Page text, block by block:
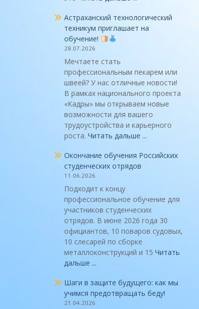
Астраханский технологический
техникум приглашает на
обучение!
28.07.2026
Мечтаете стать
профессиональным пекарем или
швеей? У нас отличные новости!
В рамках национального проекта
«Кадры» мы открываем новые
возможности для вашего
трудоустройства и карьерного
роста. Читать дальше ...
Окончание обучения Российских
студенческих отрядов
11.06.2026
Подходит к концу
профессиональное обучение для
участников студенческих
отрядов. В июне 2026 года 30
официантов, 10 поваров судовых,
10 слесарей по сборке
металлоконструкций и 15 Читать
дальше ...
Шаги в защите будущего: как мы
учимся предотвращать беду!
21.04.2026